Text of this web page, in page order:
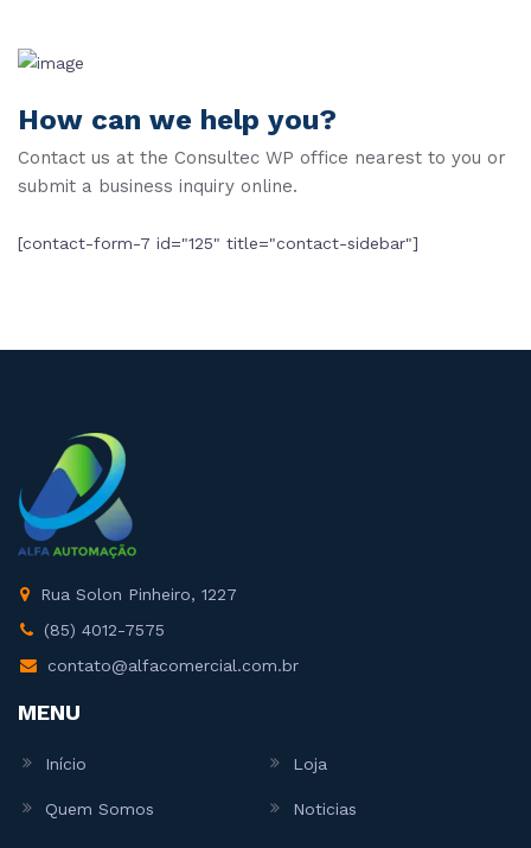
How can we help you?
Contact us at the Consultec WP office nearest to you or
submit a business inquiry online.
[contact-form-7 id="125" title="contact-sidebar"]
Rua Solon Pinheiro, 1227
(85) 4012-7575
contato@alfacomercial.com.br
MENU
Início Loja
Quem Somos Noticias